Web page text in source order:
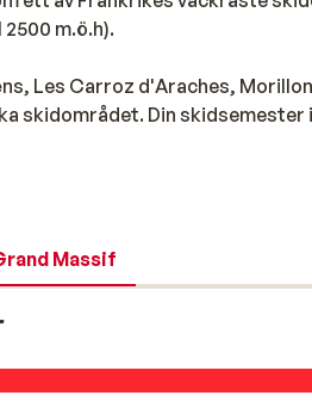
m.ö.h).
Les Carroz d'Araches,
skidområdet. Din
nivåer. Nybörjare och
Le Grand Massif kan du
med bl. a. diverse
i backen Gers som är för
kan göra långa åk. En
alla typer av skidresor
Massif